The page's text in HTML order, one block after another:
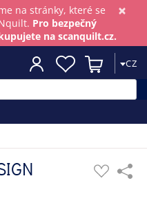
×
na stránky, které se
Pro bezpečný
na scanquilt.cz.
CZ